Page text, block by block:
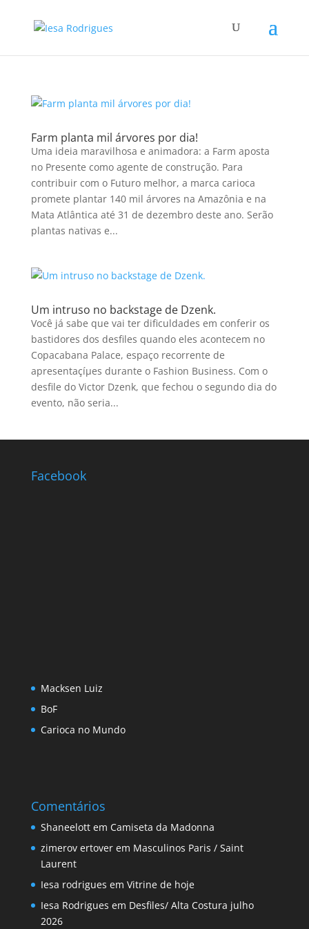
Farm planta mil árvores por dia!
Uma ideia maravilhosa e animadora: a Farm aposta
no Presente como agente de construção. Para
contribuir com o Futuro melhor, a marca carioca
promete plantar 140 mil árvores na Amazônia e na
Mata Atlântica até 31 de dezembro deste ano. Serão
plantas nativas e...
Um intruso no backstage de Dzenk.
Você já sabe que vai ter dificuldades em conferir os
bastidores dos desfiles quando eles acontecem no
Copacabana Palace, espaço recorrente de
apresentaçíµes durante o Fashion Business. Com o
desfile do Victor Dzenk, que fechou o segundo dia do
evento, não seria...
Facebook
Macksen Luiz
BoF
Carioca no Mundo
Comentários
Shaneelottem Camiseta da Madonna
zimerov ertoverem Masculinos Paris / Saint
Laurent
Iesa rodrigues em Vitrine de hoje
Iesa Rodrigues em Desfiles/ Alta Costura julho
2026